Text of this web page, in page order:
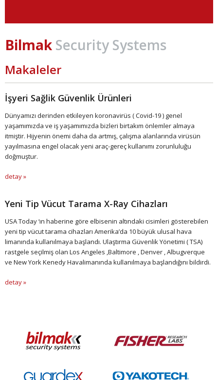
Bilmak Security Systems
Makaleler
İşyeri Sağlik Güvenlik Ürünleri
Dünyamızı derinden etkileyen koronavirüs ( Covid-19 ) genel
yaşamımızda ve iş yaşamımızda bizleri birtakım önlemler almaya
itmiştir. Hijyenin önemi daha da artmış, çalışma alanlarında virüsün
yayılmasına engel olacak yeni araç-gereç kullanımı zorunluluğu
doğmuştur.
detay »
Yeni Tip Vücut Tarama X-Ray Cihazları
USA Today ‘ın haberine göre elbisenin altındaki cisimleri gösterebilen
yeni tip vücut tarama cihazları Amerika’da 10 büyük ulusal hava
limanında kullanılmaya başlandı. Ulaştırma Güvenlik Yönetimi ( TSA)
rastgele seçilmiş olan Los Angeles ,Baltimore , Denver , Albugverque
ve New York Kenedy Havalimanında kullanılmaya başlandığını bildirdi.
detay »